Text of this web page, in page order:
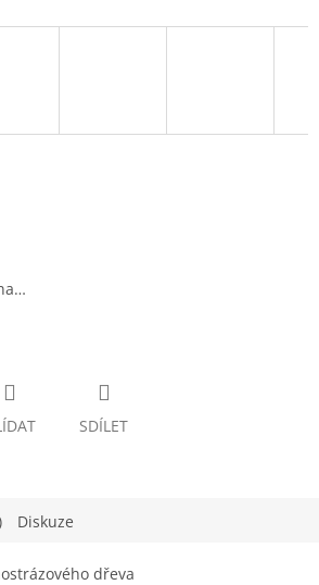
SDÍLET
Diskuze
dřeva